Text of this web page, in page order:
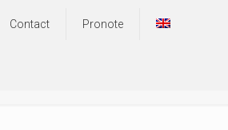
Contact Pronote